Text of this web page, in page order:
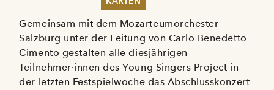
Sommer 2026
Pfingsten 2026
Abonnements
Karteninformation
Gutscheine
Gemeinsam mit dem Mozarteumorchester
Salzburg unter der Leitung von Carlo Benedetto
Cimento gestalten alle diesjährigen
Teilnehmer·innen des Young Singers Project in
der letzten Festspielwoche das Abschlusskonzert